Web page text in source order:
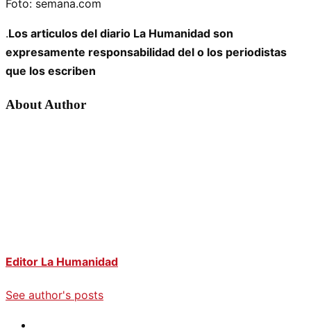
Foto: semana.com
.Los articulos del diario La Humanidad son
expresamente responsabilidad del o los periodistas
que los escriben
About Author
Editor La Humanidad
See author's posts